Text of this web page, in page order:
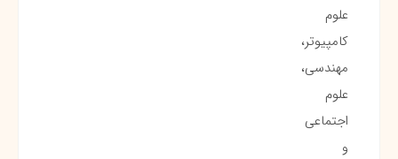
علوم
کامپیوتر،
مهندسی،
علوم
اجتماعی
و